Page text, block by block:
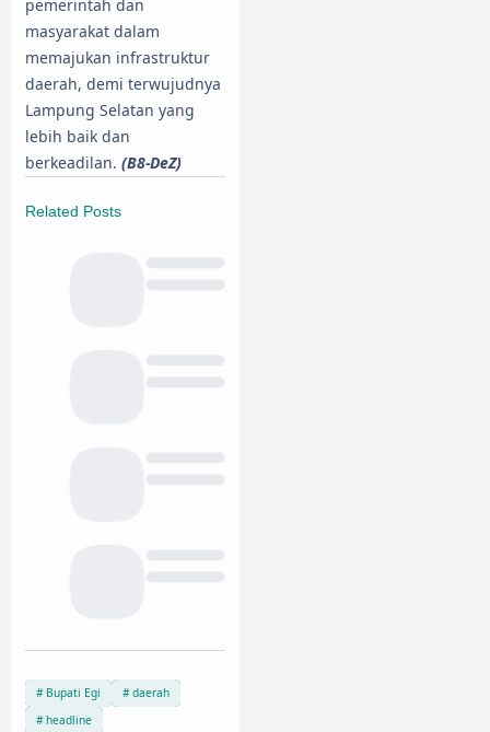
pemerintah dan
masyarakat dalam
memajukan infrastruktur
daerah, demi terwujudnya
Lampung Selatan yang
lebih baik dan
berkeadilan. (B8-DeZ)
Related Posts
Bupati Egi
daerah
headline